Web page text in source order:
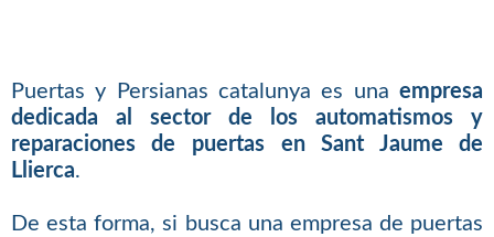
Puertas y Persianas catalunya es unaempresa
dedicada al sector de los automatismos y
reparaciones de puertas en Sant Jaume de
Llierca.
De esta forma, si busca una empresa de puertas